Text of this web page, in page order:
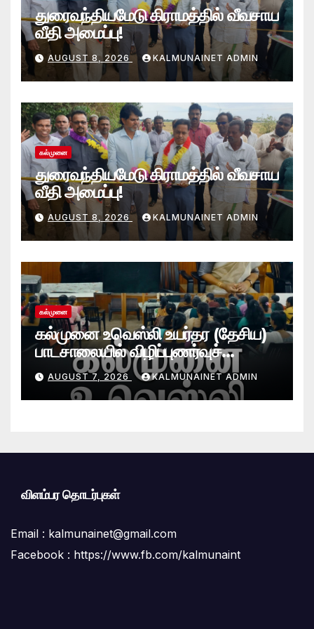
துரைவந்தியமேடு கிராமத்தில் வீவசாய
வீதி அமைப்பு!
AUGUST 8, 2026 KALMUNAINET ADMIN
கல்முனை
துரைவந்தியமேடு கிராமத்தில் வீவசாய
வீதி அமைப்பு!
AUGUST 8, 2026 KALMUNAINET ADMIN
கல்முனை
கல்முனை உவெஸ்லி உயர்தர (தேசிய)
பாடசாலையில் விழிப்புணர்வுச்
செயலமர்வு
AUGUST 7, 2026 KALMUNAINET ADMIN
விளம்பர தொடர்புகள்
Email : kalmunainet@gmail.com
Facebook : https://www.fb.com/kalmunaint